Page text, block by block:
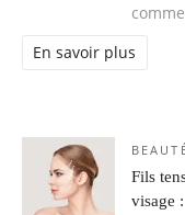
En savoir plus
Fils
visage :